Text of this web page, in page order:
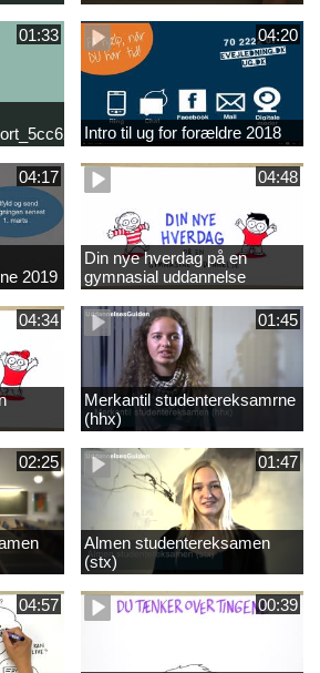
01:33 04:20
Intro til ug for forældre 2018
04:17
2019
04:48
Din nye hverdag på en
gymnasial uddannelse
04:34 01:45
Merkantil studentereksamrne
(hhx)
02:25 01:47
Almen studentereksamen
(stx)
04:57 00:39